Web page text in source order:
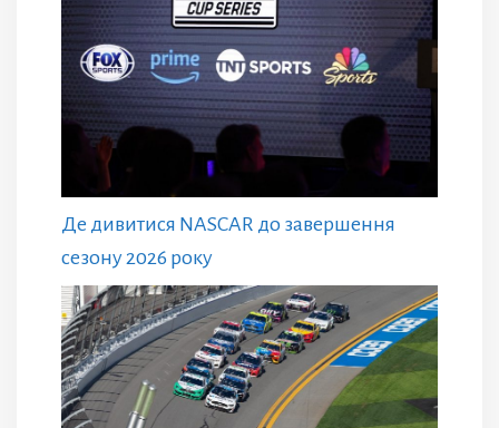
Де дивитися NASCAR до завершення
сезону 2026 року